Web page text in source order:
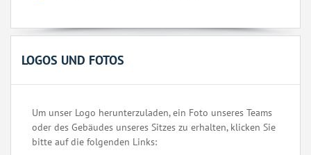
LOGOS UND FOTOS
Um unser Logo herunterzuladen, ein Foto unseres Teams
oder des Gebäudes unseres Sitzes zu erhalten, klicken Sie
bitte auf die folgenden Links: